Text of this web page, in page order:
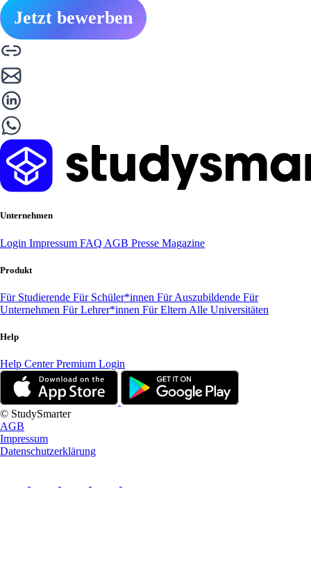
Jetzt bewerben
Unternehmen
Login Impressum FAQ AGB Presse Magazine
Produkt
Für Studierende Für Schüler*innen Für Auszubildende Für
Unternehmen Für Lehrer*innen Für Eltern Alle Universitäten
Help
Help CenterPremium Login
© StudySmarter
AGB
Impressum
Datenschutzerklärung